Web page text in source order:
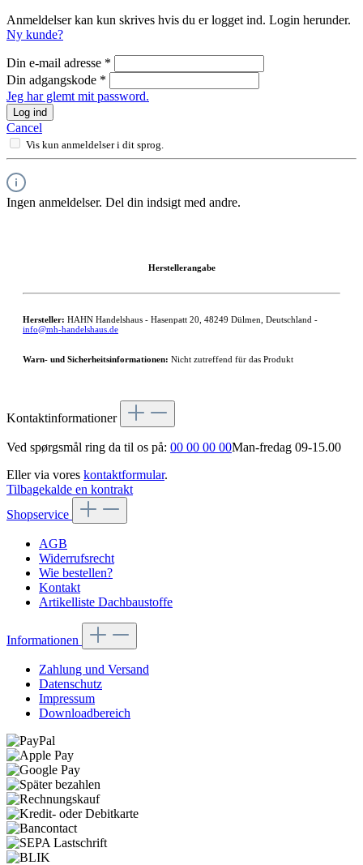
Anmeldelser kan kun skrives hvis du er logget ind. Login herunder.
Ny kunde?
Din e-mail adresse *
Din adgangskode *
Jeg har glemt mit password.
Log ind
Cancel
Vis kun anmeldelser i dit sprog.
Ingen anmeldelser. Del din indsigt med andre.
Herstellerangabe
Hersteller: HAHN Handelshaus - Hasenpatt 20, 48249 Dülmen, Deutschland -
info@mh-handelshaus.de
Warn- und Sicherheitsinformationen: Nicht zutreffend für das Produkt
Kontaktinformationer
Ved spørgsmål ring da til os på: 00 00 00 00Man-fredag 09-15.00
Eller via vores kontaktformular.
Tilbagekalde en kontrakt
Shopservice
AGB
Widerrufsrecht
Wie bestellen?
Kontakt
Artikelliste Dachbaustoffe
Informationen
Zahlung und Versand
Datenschutz
Impressum
Downloadbereich